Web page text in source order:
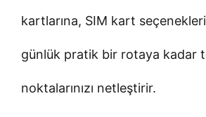
kartlarına, SIM kart
günlük pratik bir rotaya kadar
noktalarınızı netleştirir.